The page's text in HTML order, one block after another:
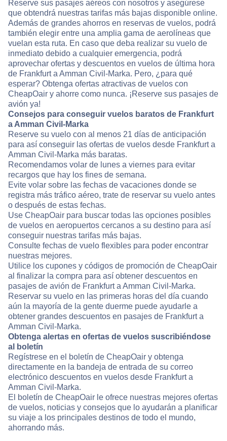
Reserve sus pasajes aéreos con nosotros y asegúrese
que obtendrá nuestras tarifas más bajas disponible online.
Además de grandes ahorros en reservas de vuelos, podrá
también elegir entre una amplia gama de aerolíneas que
vuelan esta ruta. En caso que deba realizar su vuelo de
inmediato debido a cualquier emergencia, podrá
aprovechar ofertas y descuentos en vuelos de última hora
de Frankfurt a Amman Civil-Marka. Pero, ¿para qué
esperar? Obtenga ofertas atractivas de vuelos con
CheapOair y ahorre como nunca. ¡Reserve sus pasajes de
avión ya!
Consejos para conseguir vuelos baratos de Frankfurt
a Amman Civil-Marka
Reserve su vuelo con al menos 21 días de anticipación
para así conseguir las ofertas de vuelos desde Frankfurt a
Amman Civil-Marka más baratas.
Recomendamos volar de lunes a viernes para evitar
recargos que hay los fines de semana.
Evite volar sobre las fechas de vacaciones donde se
registra más tráfico aéreo, trate de reservar su vuelo antes
o después de estas fechas.
Use CheapOair para buscar todas las opciones posibles
de vuelos en aeropuertos cercanos a su destino para así
conseguir nuestras tarifas más bajas.
Consulte fechas de vuelo flexibles para poder encontrar
nuestras mejores.
Utilice los cupones y códigos de promoción de CheapOair
al finalizar la compra para así obtener descuentos en
pasajes de avión de Frankfurt a Amman Civil-Marka.
Reservar su vuelo en las primeras horas del día cuando
aún la mayoría de la gente duerme puede ayudarle a
obtener grandes descuentos en pasajes de Frankfurt a
Amman Civil-Marka.
Obtenga alertas en ofertas de vuelos suscribiéndose
al boletín
Regístrese en el boletín de CheapOair y obtenga
directamente en la bandeja de entrada de su correo
electrónico descuentos en vuelos desde Frankfurt a
Amman Civil-Marka.
El boletín de CheapOair le ofrece nuestras mejores ofertas
de vuelos, noticias y consejos que lo ayudarán a planificar
su viaje a los principales destinos de todo el mundo,
ahorrando más.